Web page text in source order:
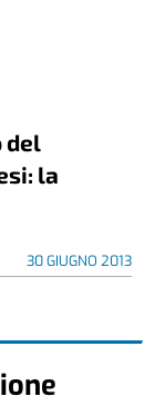
del
la
30 GIUGNO 2013